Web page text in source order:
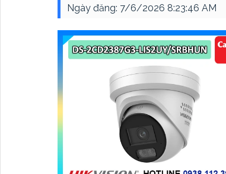
Ngày đăng: 7/6/2026 8:23:46 AM